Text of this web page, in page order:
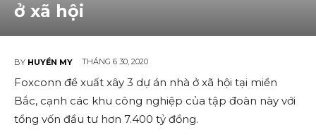
ở xã hội
BY HUYỀN MY THÁNG 6 30, 2020
Foxconn đề xuất xây 3 dự án nhà ở xã hội tại miền
Bắc, cạnh các khu công nghiệp của tập đoàn này với
tổng vốn đầu tư hơn 7.400 tỷ đồng.